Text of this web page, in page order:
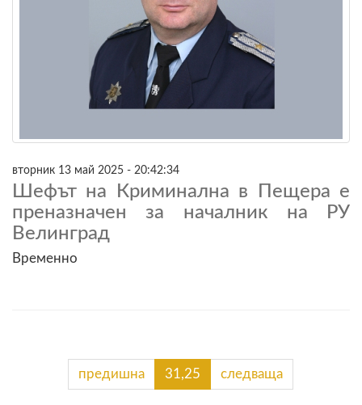
вторник 13 май 2025 - 20:42:34
Шефът на Криминална в Пещера е
преназначен за началник на РУ
Велинград
Временно
предишна 31,25 следваща